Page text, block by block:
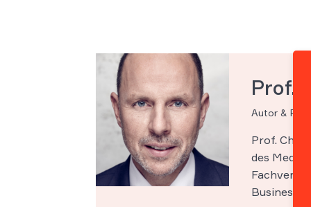
Prof.
Autor &
Prof.
des
Business